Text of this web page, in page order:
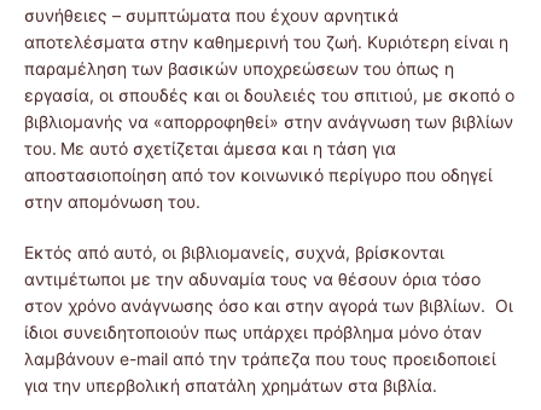
συνήθειες – συμπτώματα που έχουν αρνητικά
αποτελέσματα στην καθημερινή του ζωή. Κυριότερη είναι η
παραμέληση των βασικών υποχρεώσεων του όπως η
εργασία, οι σπουδές και οι δουλειές του σπιτιού, με σκοπό ο
βιβλιομανής να «απορροφηθεί» στην ανάγνωση των βιβλίων
του. Με αυτό σχετίζεται άμεσα και η τάση για
αποστασιοποίηση από τον κοινωνικό περίγυρο που οδηγεί
στην απομόνωση του.
Εκτός από αυτό, οι βιβλιομανείς, συχνά, βρίσκονται
αντιμέτωποι με την αδυναμία τους να θέσουν όρια τόσο
στον χρόνο ανάγνωσης όσο και στην αγορά των βιβλίων. Οι
ίδιοι συνειδητοποιούν πως υπάρχει πρόβλημα μόνο όταν
λαμβάνουν e-mail από την τράπεζα που τους προειδοποιεί
για την υπερβολική σπατάλη χρημάτων στα βιβλία.